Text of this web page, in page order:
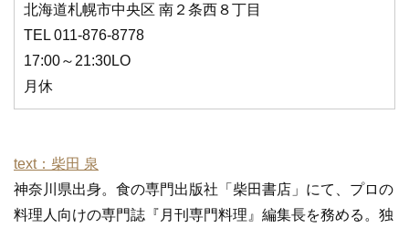
北海道札幌市中央区 南２条西８丁目
TEL 011-876-8778
17:00～21:30LO
月休
text：柴田 泉
神奈川県出身。食の専門出版社「柴田書店」にて、プロの
料理人向けの専門誌『月刊専門料理』編集長を務める。独